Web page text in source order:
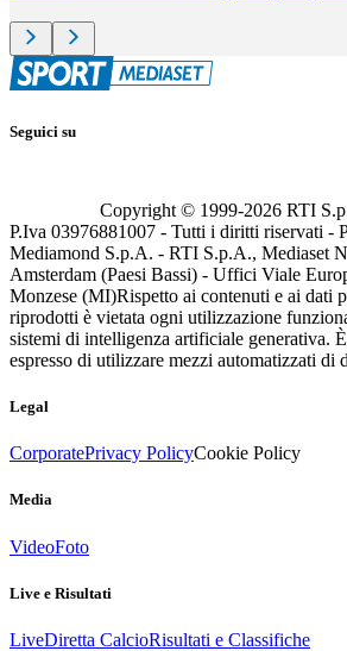
Seguici su
Copyright © 1999-2026 RTI
P.Iva 03976881007 - Tutti i diritti riservati -
Mediamond S.p.A. - RTI S.p.A., Mediaset
Amsterdam (Paesi Bassi) - Uffici Viale
Monzese (MI)Rispetto ai contenuti e ai dati
riprodotti è vietata ogni utilizzazione
sistemi di intelligenza artificiale generativa.
espresso di utilizzare mezzi automatizzati di
Legal
CorporatePrivacy PolicyCookie Policy
Media
VideoFoto
Live e Risultati
LiveDiretta CalcioRisultati e Classifiche